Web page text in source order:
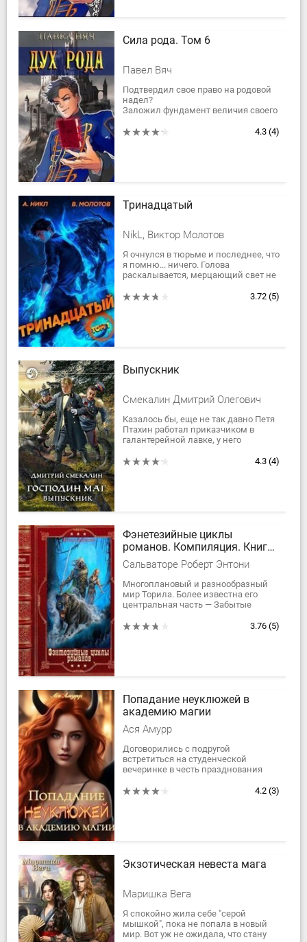
Сила рода. Том 6
Павел Вяч
Подтвердил свое право на родовой
надел?
Заложил фундамент величия своего
Щедро заплатил за это своей
4.3 (4)
Тринадцатый
NikL, Виктор Молотов
Я очнулся в тюрьме и последнее, что
я помню... ничего. Голова
раскалывается, мерцающий свет не
Стоп, что? Призрак...Почему я
3.72 (5)
Выпускник
Смекалин Дмитрий Олегович
Казалось бы, еще не так давно Петя
Птахин работал приказчиком в
галантерейной лавке, у него
магические способности, и он
4.3 (4)
Фэнетезийные циклы
романов. Компиляция. Книги
1-16
Сальваторе Роберт Энтони
Многоплановый и разнообразный
мир Торила. Более известна его
центральная часть — Забытые
устраивали свои разборки, где3.76 (5)
Попадание неуклюжей в
академию магии
Ася Амурр
Договорились с подругой
встретиться на студенческой
вечеринке в честь празднования
реалистично, хорошо ребята
4.2 (3)
Экзотическая невеста мага
Маришка Вега
Я спокойно жила себе "серой
мышкой", пока не попала в новый
мир. Вот уж не ожидала, что стану